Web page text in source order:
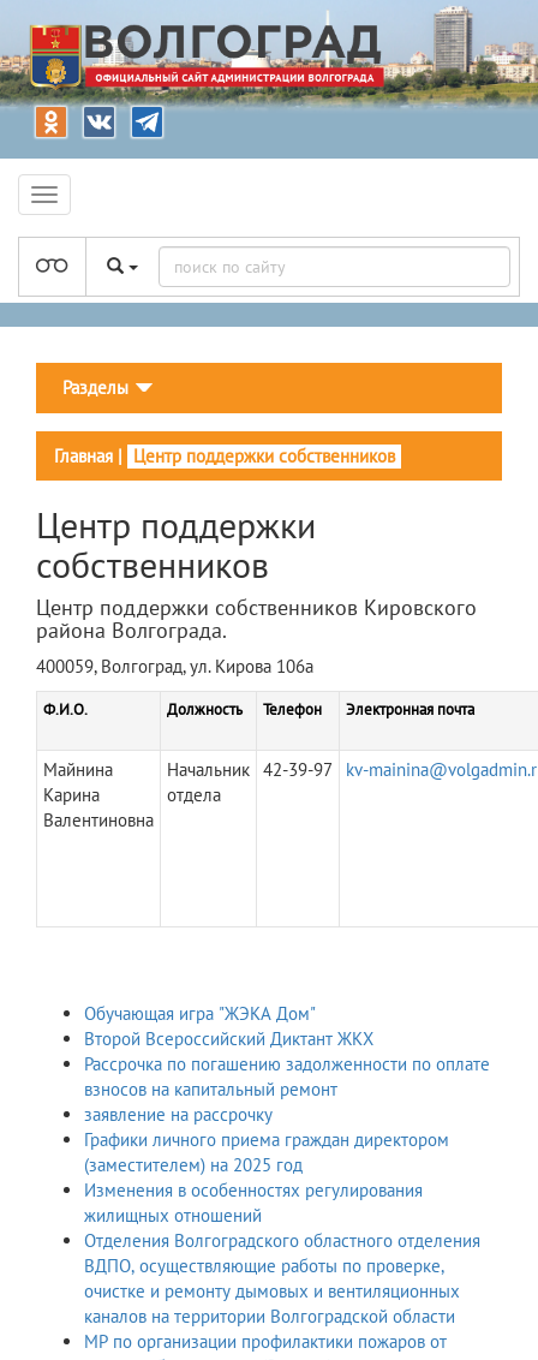
Разделы
Главная | Центр поддержки собственников
Центр поддержки
собственников
Центр поддержки собственников Кировского
района Волгограда.
400059, Волгоград, ул. Кирова 106а
Ф.И.О. Должность Телефон Электронная почта
Майнина
Карина
Валентиновна
Начальник
отдела
42-39-97 kv-
Обучающая игра "ЖЭКА Дом"
Второй Всероссийский Диктант ЖКХ
Рассрочка по погашению задолженности по оплате
взносов на капитальный ремонт
заявление на рассрочку
Графики личного приема граждан директором
(заместителем) на 2025 год
Изменения в особенностях регулирования
жилищных отношений
Отделения Волгоградского областного отделения
ВДПО, осуществляющие работы по проверке,
очистке и ремонту дымовых и вентиляционных
каналов на территории Волгоградской области
МР по организации профилактики пожаров от